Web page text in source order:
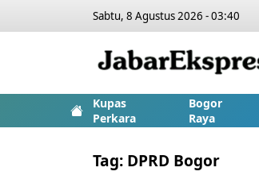
Sabtu, 8 Agustus 2026 - 03:40
Kupas
Perkara
Bogor
Raya
Tag: DPRD Bogor